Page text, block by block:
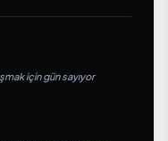
için gün sayıyor